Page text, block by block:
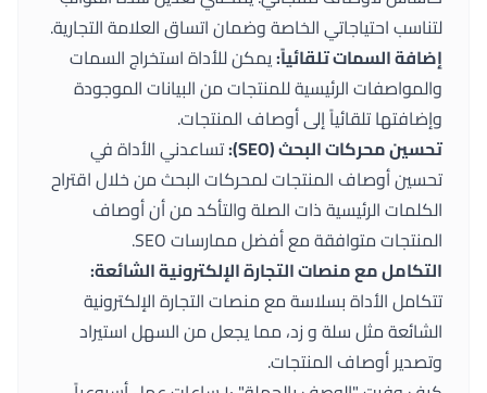
لتناسب احتياجاتي الخاصة وضمان اتساق العلامة التجارية.
إضافة السمات تلقائياً:يمكن للأداة استخراج السمات
والمواصفات الرئيسية للمنتجات من البيانات الموجودة
وإضافتها تلقائياً إلى أوصاف المنتجات.
تحسين محركات البحث (SEO):
تساعدني الأداة في
تحسين أوصاف المنتجات لمحركات البحث من خلال اقتراح
الكلمات الرئيسية ذات الصلة والتأكد من أن أوصاف
المنتجات متوافقة مع أفضل ممارسات SEO.
التكامل مع منصات التجارة الإلكترونية الشائعة:
تتكامل الأداة بسلاسة مع منصات التجارة الإلكترونية
الشائعة مثلسلةوزد، مما يجعل من السهل استيراد
وتصدير أوصاف المنتجات.